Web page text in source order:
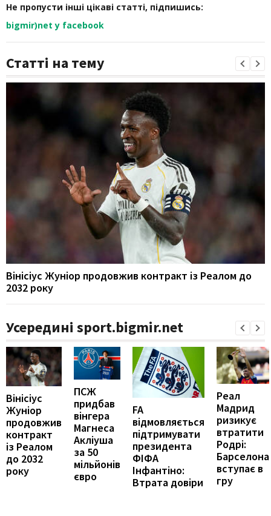
Не пропусти інші цікаві статті, підпишись:
bigmir)net у facebook
Статті на тему
Вінісіус Жуніор продовжив контракт із Реалом до
2032 року
Усередині sport.bigmir.net
Вінісіус
Жуніор
продовжив
контракт
із Реалом
до 2032
року
ПСЖ
придбав
вінгера
Магнеса
Акліуша
за 50
мільйонів
євро
FA
відмовляється
підтримувати
президента
ФІФА
Інфантіно:
Втрата довіри
Реал
Мадрид
ризикує
втратити
Родрі:
Барселона
вступає в
гру